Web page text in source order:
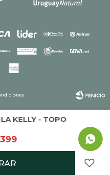
KELLY - TOPO
Fenicio